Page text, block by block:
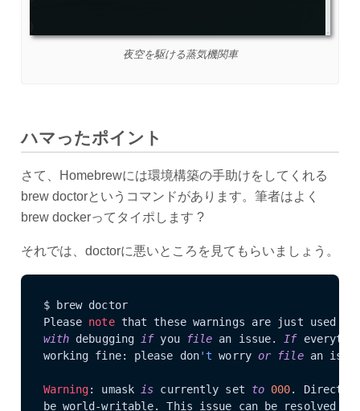
夜空を駆ける蒸気機関車
ハマったポイント
さて、Homebrewには環境構築の手助けをしてくれる
brew doctorというコマンドがあります。筆者はよく
brew dockerってタイポします ?
それでは、doctorに悪いところを見てもらいましょう。
$ brew doctor
Please note that these warnings are just used
with debugging if you file an issue. If
working fine: please don't worry or file an
Warning: umask is currently set to 000.
be world-writable. This issue can be resolved